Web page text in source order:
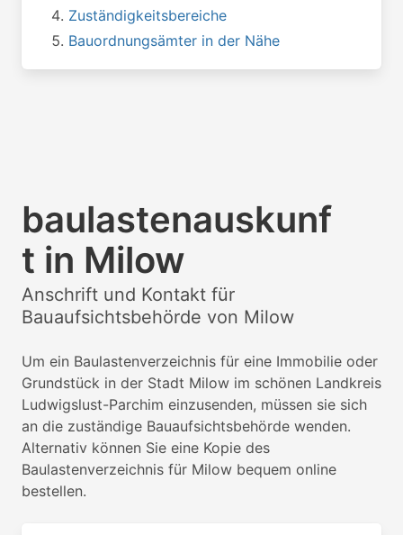
Zuständigkeitsbereiche
Bauordnungsämter in der Nähe
baulastenauskunf
t in Milow
Anschrift und Kontakt für
Bauaufsichtsbehörde von Milow
Um ein Baulastenverzeichnis für eine Immobilie oder
Grundstück in der Stadt Milow im schönen Landkreis
Ludwigslust-Parchim einzusenden, müssen sie sich
an die zuständige Bauaufsichtsbehörde wenden.
Alternativ können Sie eine Kopie des
Baulastenverzeichnis für Milow bequem online
bestellen.